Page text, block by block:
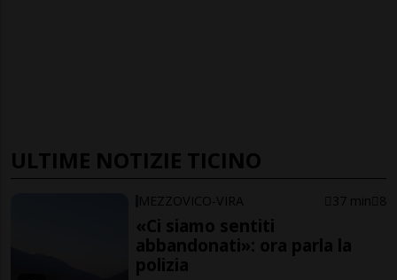
ULTIME NOTIZIE TICINO
MEZZOVICO-VIRA 37 min 8
«Ci siamo sentiti
abbandonati»: ora parla la
polizia